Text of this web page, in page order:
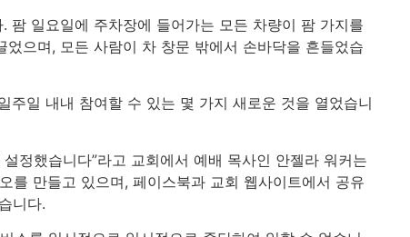
팜 일요일에 주차장에 들어가는 모든 차량이 팜 가지를
으며, 모든 사람이 차 창문 밖에서 손바닥을 흔들었습
일 내내 참여할 수 있는 몇 가지 새로운 것을 열었습니
정했습니다”라고 교회에서 예배 목사인 안젤라 워커는
를 만들고 있으며, 페이스북과 교회 웹사이트에서 공유
니다.